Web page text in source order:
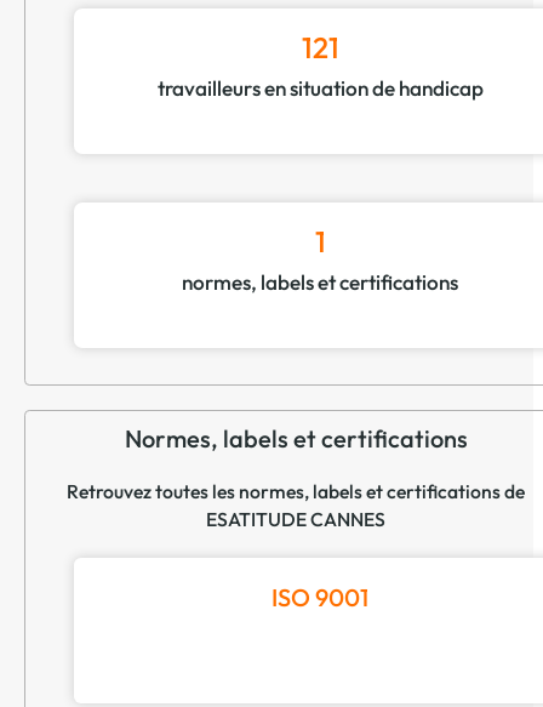
121
travailleurs en situation de handicap
1
normes, labels et certifications
Normes, labels et certifications
Retrouvez toutes les normes, labels et certifications de
ESATITUDE CANNES
ISO 9001